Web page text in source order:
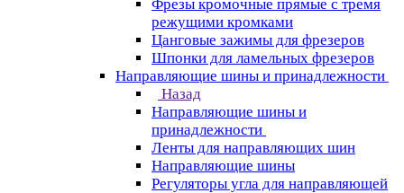
Фрезы кромочные прямые с тремя
режущими кромками
Цанговые зажимы для фрезеров
Шпонки для ламельных фрезеров
Направляющие шины и принадлежности
Назад
Направляющие шины и
принадлежности
Ленты для направляющих шин
Направляющие шины
Регуляторы угла для направляющей